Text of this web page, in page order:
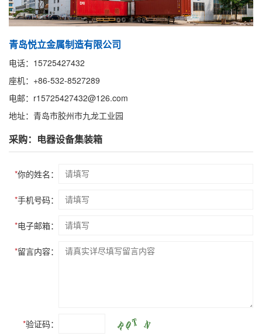
青岛悦立金属制造有限公司
电话：15725427432
座机：+86-532-8527289
电邮：r15725427432@126.com
地址：青岛市胶州市九龙工业园
采购：电器设备集装箱
*你的姓名：
*手机号码：
*电子邮箱：
*留言内容：
*验证码：